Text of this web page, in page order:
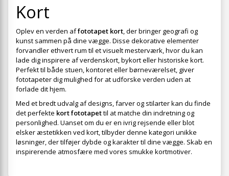
Kort
Oplev en verden affototapet kort, der bringer geografi og
kunst sammen på dine vægge. Disse dekorative elementer
forvandler ethvert rum til et visuelt mesterværk, hvor du kan
lade dig inspirere af verdenskort, bykort eller historiske kort.
Perfekt til både stuen, kontoret eller børneværelset, giver
fototapeter dig mulighed for at udforske verden uden at
forlade dit hjem.
Med et bredt udvalg af designs, farver og stilarter kan du finde
det perfekte kort fototapettil at matche din indretning og
personlighed. Uanset om du er en ivrig rejsende eller blot
elsker æstetikken ved kort, tilbyder denne kategori unikke
løsninger, der tilføjer dybde og karakter til dine vægge. Skab en
inspirerende atmosfære med vores smukke kortmotiver.